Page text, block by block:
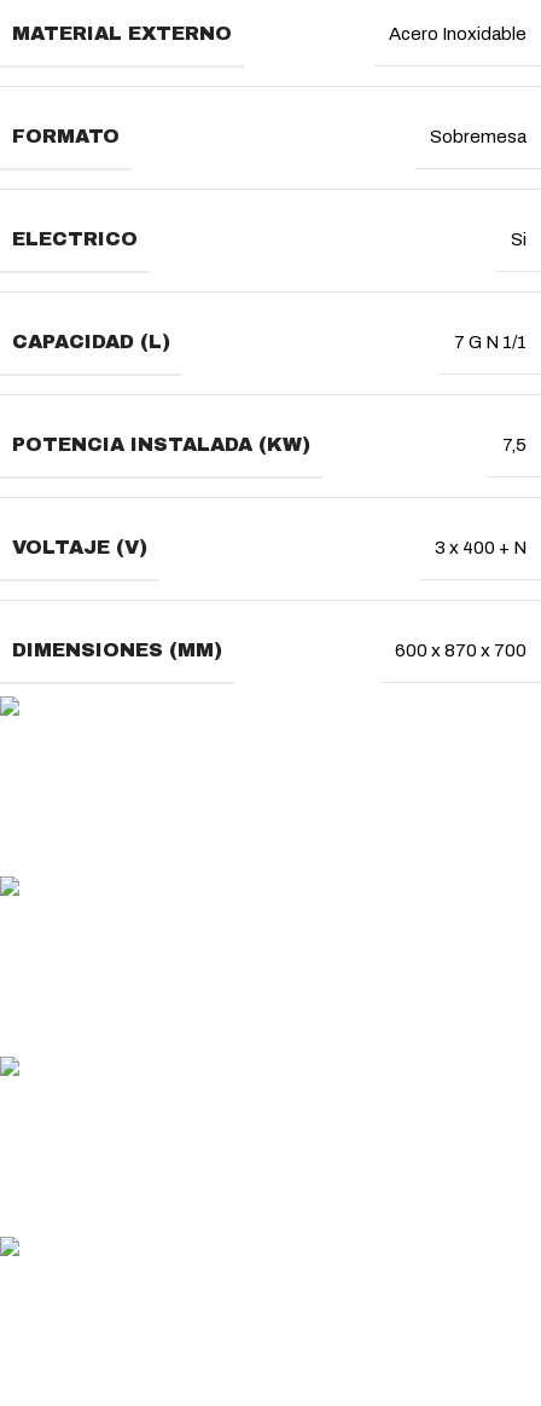
MATERIAL EXTERNO Acero Inoxidable
FORMATO Sobremesa
ELECTRICO Si
CAPACIDAD (L) 7 G N 1/1
POTENCIA INSTALADA (KW) 7,5
VOLTAJE (V) 3 x 400 + N
DIMENSIONES (MM) 600 x 870 x 700